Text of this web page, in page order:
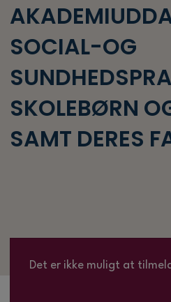
SOCIAL-OG
SKOLEBØRN
SAMT DERES
Det er ikke muligt at